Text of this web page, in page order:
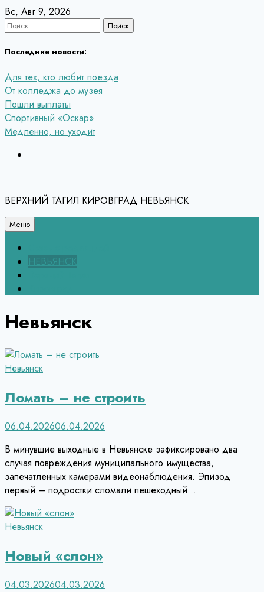
Перейти
к
Вс, Авг 9, 2026
Найти:
Последние новости:
Для тех, кто любит поезда
От колледжа до музея
Пошли выплаты
Спортивный «Оскар»
Медленно, но уходит
ВЕРХНИЙ ТАГИЛ КИРОВГРАД НЕВЬЯНСК
Меню
НЕВЬЯНСК
Невьянск
Невьянск
Ломать – не строить
06.04.202606.04.2026
В минувшие выходные в Невьянске зафиксировано два
случая повреждения муниципального имущества,
запечатленных камерами видеонаблюдения. Эпизод
первый – подростки сломали пешеходный…
Невьянск
Новый «слон»
04.03.202604.03.2026